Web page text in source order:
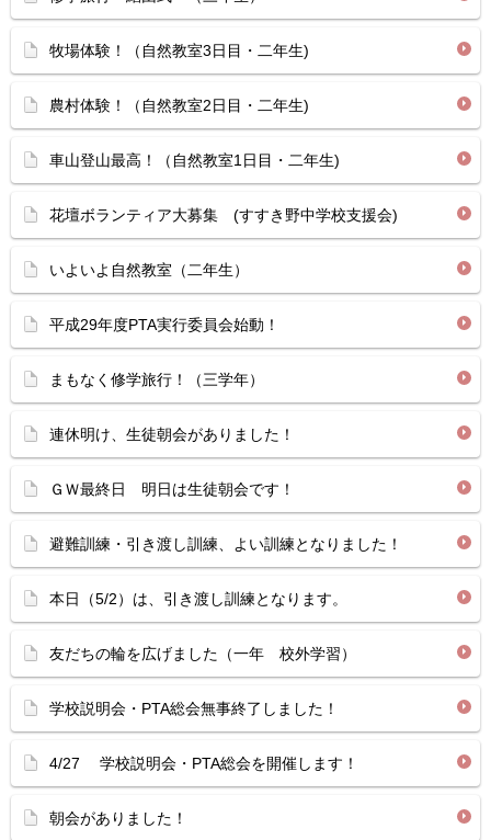
牧場体験！（自然教室3日目・二年生)
農村体験！（自然教室2日目・二年生)
車山登山最高！（自然教室1日目・二年生)
花壇ボランティア大募集 (すすき野中学校支援会)
いよいよ自然教室（二年生）
平成29年度PTA実行委員会始動！
まもなく修学旅行！（三学年）
連休明け、生徒朝会がありました！
ＧＷ最終日 明日は生徒朝会です！
避難訓練・引き渡し訓練、よい訓練となりました！
本日（5/2）は、引き渡し訓練となります。
友だちの輪を広げました（一年 校外学習）
学校説明会・PTA総会無事終了しました！
4/27 学校説明会・PTA総会を開催します！
朝会がありました！